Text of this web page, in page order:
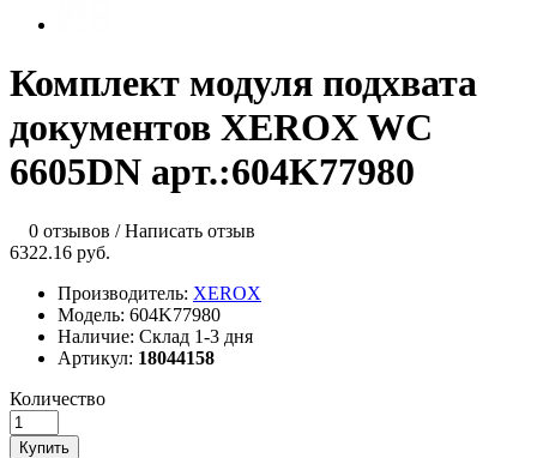
Комплект модуля подхвата
документов XEROX WC
6605DN арт.:604K77980
0 отзывов /Написать отзыв
6322.16 руб.
Производитель: XEROX
Модель: 604K77980
Наличие: Склад 1-3 дня
Артикул: 18044158
Количество
Купить